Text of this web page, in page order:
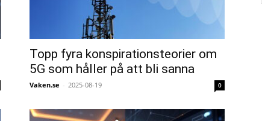
Topp fyra konspirationsteorier om
5G som håller på att bli sanna
Vaken.se - 2025-08-19 0